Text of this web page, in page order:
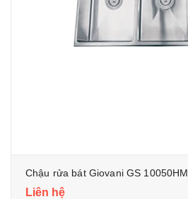
Chậu rửa bát Giovani GS 10050HM
Liên hệ